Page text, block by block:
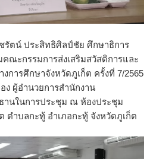
รัตน์ ประสิทธิศิลป์ชัย ศึกษาธิการ
ณะกรรมการส่งเสริมสวัสดิการและ
การศึกษาจังหวัดภูเก็ต ครั้งที่ 7/2565
ผู้อำนวยการสำนักงาน
านในการประชุม ณ ห้องประชุม
ตำบลกะทู้ อำเภอกะทู้ จังหวัดภูเก็ต